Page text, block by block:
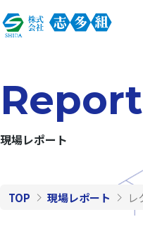
Report
現場レポート
TOP 現場レポート